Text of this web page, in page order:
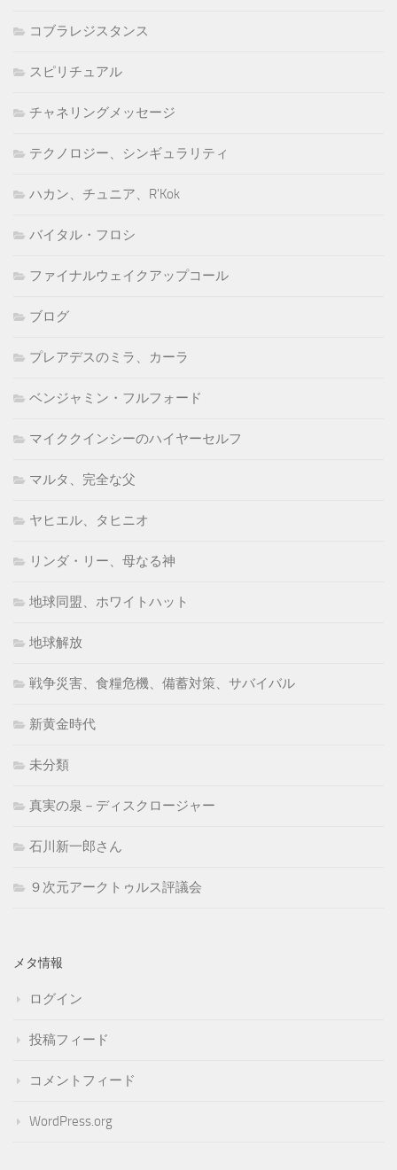
コブラレジスタンス
スピリチュアル
チャネリングメッセージ
テクノロジー、シンギュラリティ
ハカン、チュニア、R'Kok
バイタル・フロシ
ファイナルウェイクアップコール
ブログ
プレアデスのミラ、カーラ
ベンジャミン・フルフォード
マイククインシーのハイヤーセルフ
マルタ、完全な父
ヤヒエル、タヒニオ
リンダ・リー、母なる神
地球同盟、ホワイトハット
地球解放
戦争災害、食糧危機、備蓄対策、サバイバル
新黄金時代
未分類
真実の泉－ディスクロージャー
石川新一郎さん
９次元アークトゥルス評議会
メタ情報
ログイン
投稿フィード
コメントフィード
WordPress.org